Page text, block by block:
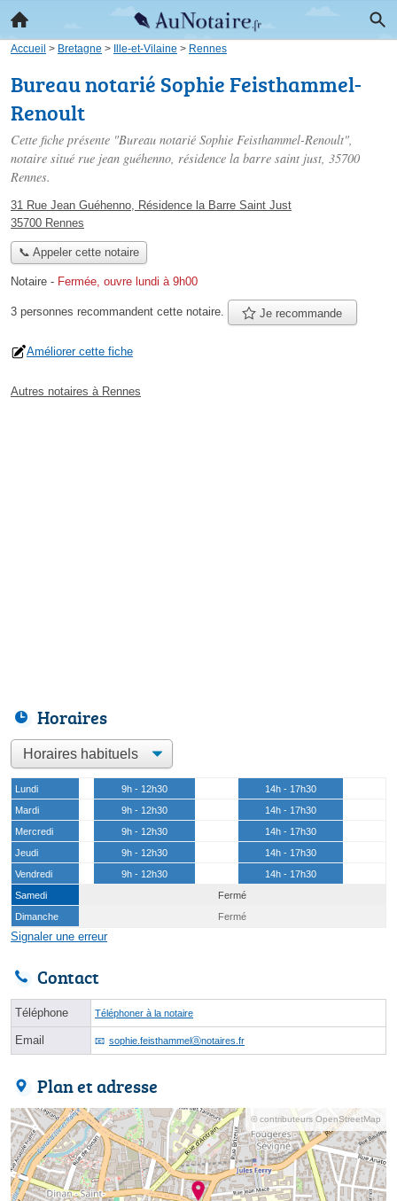
Accueil > Bretagne > Ille-et-Vilaine > Rennes
Bureau notarié Sophie Feisthammel-
Renoult
Cette fiche présente "Bureau notarié Sophie Feisthammel-Renoult",
notaire situé rue jean guéhenno, résidence la barre saint just, 35700
Rennes.
31 Rue Jean Guéhenno, Résidence la Barre Saint Just
35700 Rennes
📞 Appeler cette notaire
Notaire - Fermée, ouvre lundi à 9h00
3 personnes recommandent cette notaire. Je recommande
Améliorer cette fiche
Autres notaires à Rennes
Horaires
Lundi 9h - 12h30
14h - 17h30
Mardi
9h - 12h30
14h - 17h30
Mercredi
9h - 12h30
14h - 17h30
Jeudi
9h - 12h30
14h - 17h30
Vendredi
9h - 12h30
14h - 17h30
Samedi
Fermé
Dimanche
Fermé
Signaler une erreur
Contact
Téléphone Téléphoner à la notaire
Email sophie.feisthammelⓐnotaires.fr
Plan et adresse
© contributeurs OpenStreetMap